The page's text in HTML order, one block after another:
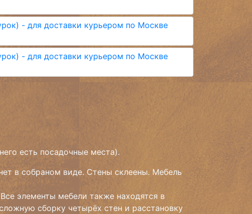
есть посадочные места).
в собраном виде. Стены склеены. Мебель
элементы мебели также находятся в
сборку четырёх стен и расстановку